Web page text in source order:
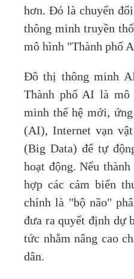
hơn. Đó là chuyển
thông minh truyền
mô hình "Thành phố
Đô thị thông minh
Thành phố AI là mô
minh thế hệ mới,
(AI), Internet vạn
(Big Data) để tự
hoạt động. Nếu
hợp các cảm biến
chính là "bộ não"
đưa ra quyết định dự
tức nhằm nâng cao
dân.